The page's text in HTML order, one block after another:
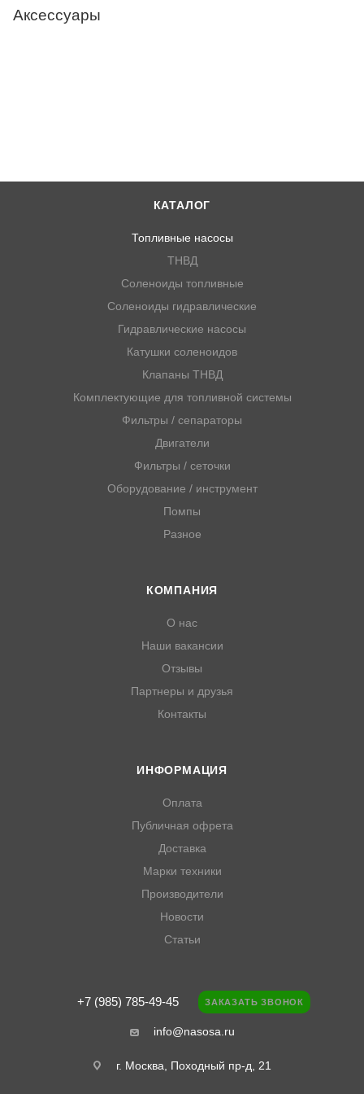
Аксессуары
КАТАЛОГ
Топливные насосы
ТНВД
Соленоиды топливные
Соленоиды гидравлические
Гидравлические насосы
Катушки соленоидов
Клапаны ТНВД
Комплектующие для топливной системы
Фильтры / сепараторы
Двигатели
Фильтры / сеточки
Оборудование / инструмент
Помпы
Разное
КОМПАНИЯ
О нас
Наши вакансии
Отзывы
Партнеры и друзья
Контакты
ИНФОРМАЦИЯ
Оплата
Публичная офрета
Доставка
Марки техники
Производители
Новости
Статьи
+7 (985) 785-49-45 ЗАКАЗАТЬ ЗВОНОК
info@nasosa.ru
г. Москва, Походный пр-д, 21